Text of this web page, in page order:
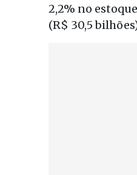
2,2% no
(R$ 30,5